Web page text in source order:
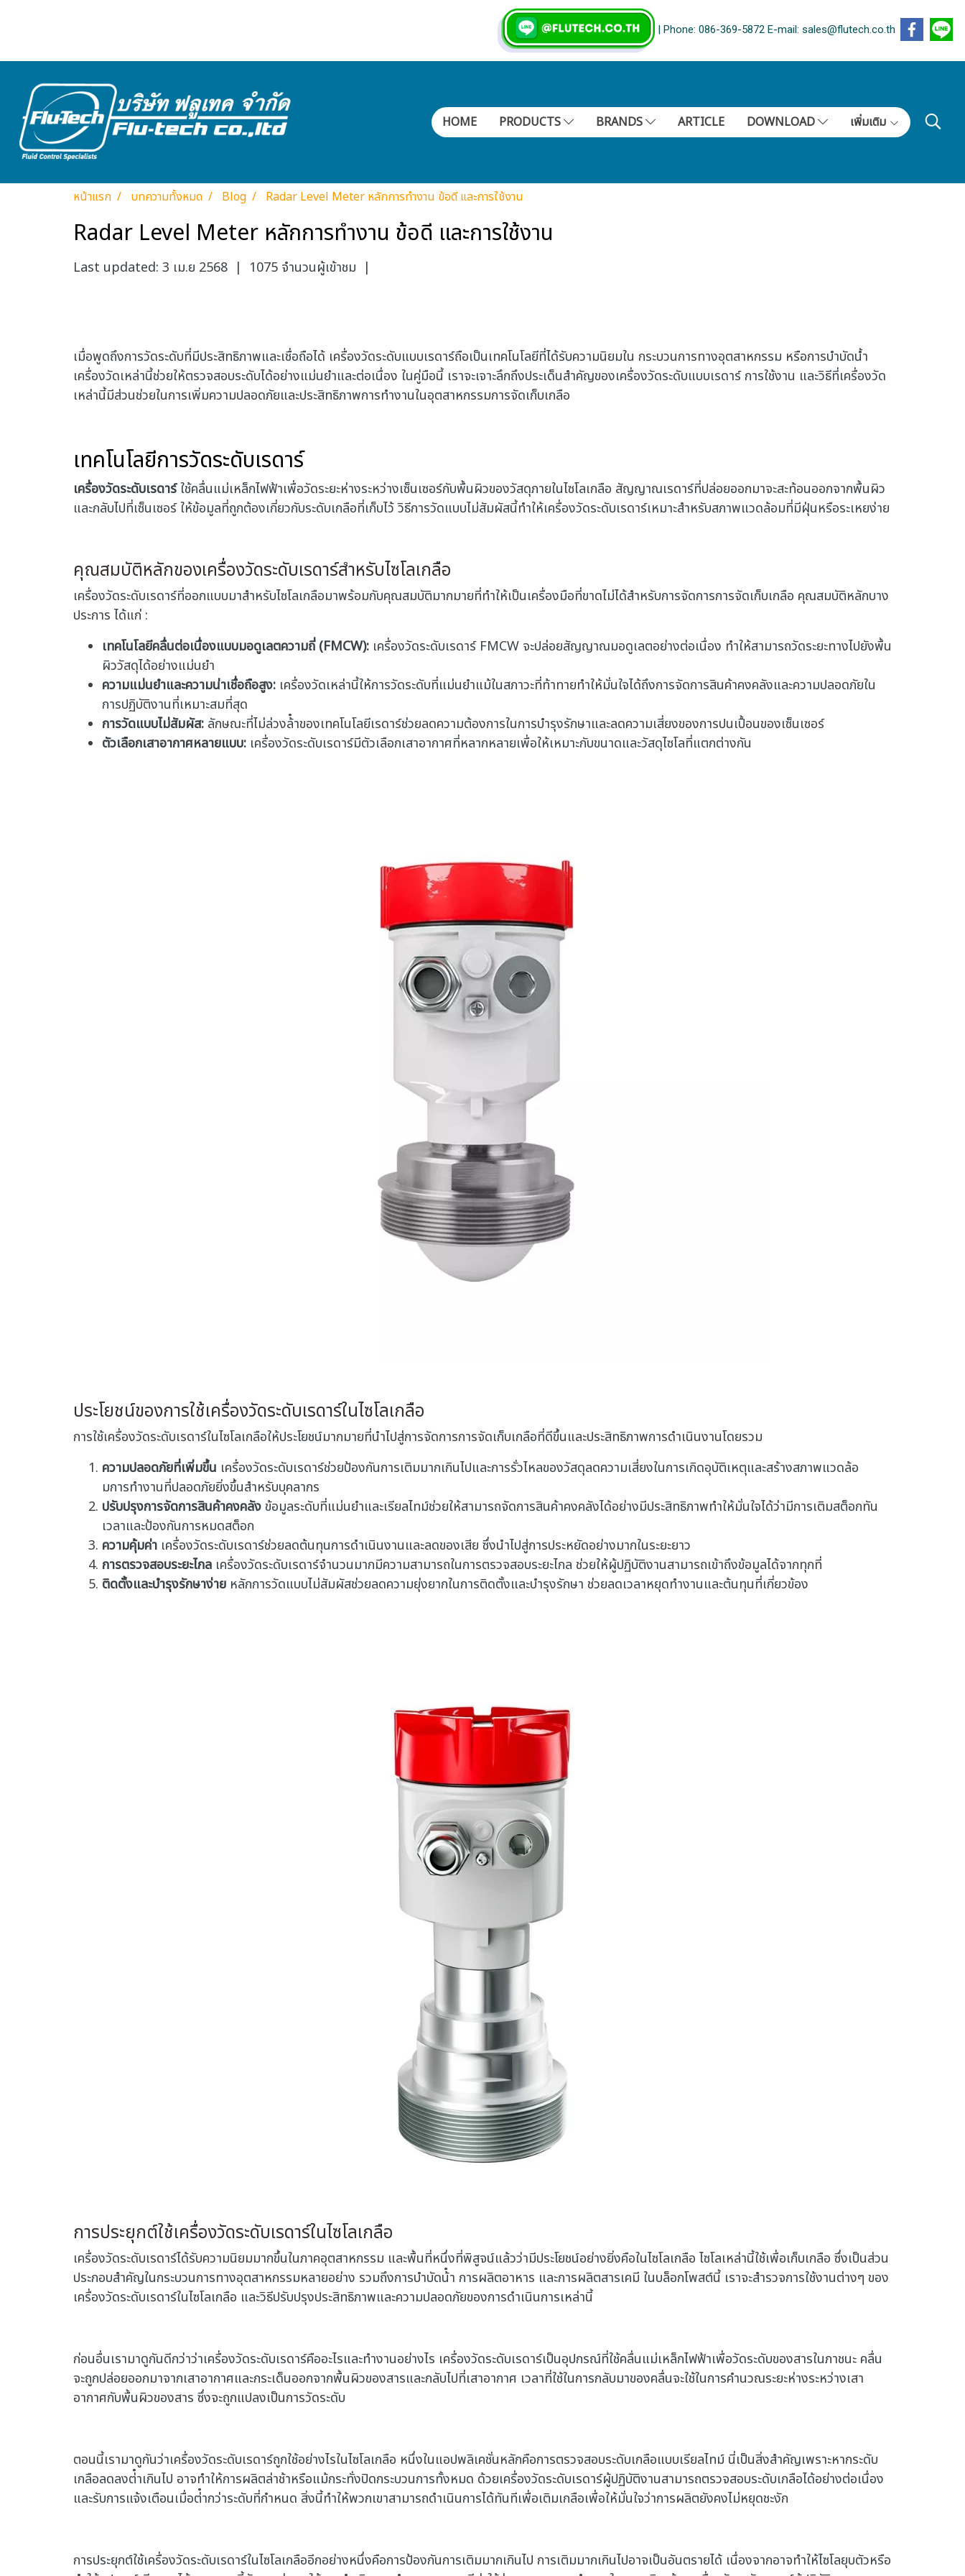
| Phone: 086-369-5872 E-mail: sales@flutech.co.th
HOME PRODUCTS BRANDS ARTICLE DOWNLOAD เพิ่มเติม
หน้าแรก บทความทั้งหมด Blog Radar Level Meter หลักการทำงาน ข้อดี และการใช้งาน
Radar Level Meter หลักการทำงาน ข้อดี และการใช้งาน
Last updated: 3 เม.ย 2568 | 1075 จำนวนผู้เข้าชม |
เมื่อพูดถึงการวัดระดับที่มีประสิทธิภาพและเชื่อถือได้ เครื่องวัดระดับแบบเรดาร์ถือเป็นเทคโนโลยีที่ได้รับความนิยมใน กระบวนการทางอุตสาหกรรม หรือการบำบัดน้ำ
เครื่องวัดเหล่านี้ช่วยให้ตรวจสอบระดับได้อย่างแม่นยำและต่อเนื่อง ในคู่มือนี้ เราจะเจาะลึกถึงประเด็นสำคัญของเครื่องวัดระดับแบบเรดาร์ การใช้งาน และวิธีที่เครื่องวัด
เหล่านี้มีส่วนช่วยในการเพิ่มความปลอดภัยและประสิทธิภาพการทำงานในอุตสาหกรรมการจัดเก็บเกลือ
เทคโนโลยีการวัดระดับเรดาร์
เครื่องวัดระดับเรดาร์ใช้คลื่นแม่เหล็กไฟฟ้าเพื่อวัดระยะห่างระหว่างเซ็นเซอร์กับพื้นผิวของวัสดุภายในไซโลเกลือ สัญญาณเรดาร์ที่ปล่อยออกมาจะสะท้อนออกจากพื้นผิว
และกลับไปที่เซ็นเซอร์ ให้ข้อมูลที่ถูกต้องเกี่ยวกับระดับเกลือที่เก็บไว้ วิธีการวัดแบบไม่สัมผัสนี้ทําให้เครื่องวัดระดับเรดาร์เหมาะสําหรับสภาพแวดล้อมที่มีฝุ่นหรือระเหยง่าย
คุณสมบัติหลักของเครื่องวัดระดับเรดาร์สำหรับไซโลเกลือ
เครื่องวัดระดับเรดาร์ที่ออกแบบมาสําหรับไซโลเกลือมาพร้อมกับคุณสมบัติมากมายที่ทําให้เป็นเครื่องมือที่ขาดไม่ได้สําหรับการจัดการการจัดเก็บเกลือ คุณสมบัติหลักบาง
ประการ ได้แก่ :
เทคโนโลยีคลื่นต่อเนื่องแบบมอดูเลตความถี่ (FMCW): เครื่องวัดระดับเรดาร์ FMCW จะปล่อยสัญญาณมอดูเลตอย่างต่อเนื่อง ทําให้สามารถวัดระยะทางไปยังพื้น
ผิววัสดุได้อย่างแม่นยํา
ความแม่นยําและความน่าเชื่อถือสูง: เครื่องวัดเหล่านี้ให้การวัดระดับที่แม่นยําแม้ในสภาวะที่ท้าทายทําให้มั่นใจได้ถึงการจัดการสินค้าคงคลังและความปลอดภัยใน
การปฏิบัติงานที่เหมาะสมที่สุด
การวัดแบบไม่สัมผัส: ลักษณะที่ไม่ล่วงล้ําของเทคโนโลยีเรดาร์ช่วยลดความต้องการในการบํารุงรักษาและลดความเสี่ยงของการปนเปื้อนของเซ็นเซอร์
ตัวเลือกเสาอากาศหลายแบบ: เครื่องวัดระดับเรดาร์มีตัวเลือกเสาอากาศที่หลากหลายเพื่อให้เหมาะกับขนาดและวัสดุไซโลที่แตกต่างกัน
ประโยชน์ของการใช้เครื่องวัดระดับเรดาร์ในไซโลเกลือ
การใช้เครื่องวัดระดับเรดาร์ในไซโลเกลือให้ประโยชน์มากมายที่นําไปสู่การจัดการการจัดเก็บเกลือที่ดีขึ้นและประสิทธิภาพการดําเนินงานโดยรวม
ความปลอดภัยที่เพิ่มขึ้น เครื่องวัดระดับเรดาร์ช่วยป้องกันการเติมมากเกินไปและการรั่วไหลของวัสดุลดความเสี่ยงในการเกิดอุบัติเหตุและสร้างสภาพแวดล้อ
มการทํางานที่ปลอดภัยยิ่งขึ้นสําหรับบุคลากร
ปรับปรุงการจัดการสินค้าคงคลังข้อมูลระดับที่แม่นยําและเรียลไทม์ช่วยให้สามารถจัดการสินค้าคงคลังได้อย่างมีประสิทธิภาพทําให้มั่นใจได้ว่ามีการเติมสต็อกทัน
เวลาและป้องกันการหมดสต็อก
ความคุ้มค่า เครื่องวัดระดับเรดาร์ช่วยลดต้นทุนการดําเนินงานและลดของเสีย ซึ่งนําไปสู่การประหยัดอย่างมากในระยะยาว
การตรวจสอบระยะไกล เครื่องวัดระดับเรดาร์จํานวนมากมีความสามารถในการตรวจสอบระยะไกล ช่วยให้ผู้ปฏิบัติงานสามารถเข้าถึงข้อมูลได้จากทุกที่
ติดตั้งและบํารุงรักษาง่าย หลักการวัดแบบไม่สัมผัสช่วยลดความยุ่งยากในการติดตั้งและบํารุงรักษา ช่วยลดเวลาหยุดทํางานและต้นทุนที่เกี่ยวข้อง
การประยุกต์ใช้เครื่องวัดระดับเรดาร์ในไซโลเกลือ
เครื่องวัดระดับเรดาร์ได้รับความนิยมมากขึ้นในภาคอุตสาหกรรม และพื้นที่หนึ่งที่พิสูจน์แล้วว่ามีประโยชน์อย่างยิ่งคือในไซโลเกลือ ไซโลเหล่านี้ใช้เพื่อเก็บเกลือ ซึ่งเป็นส่วน
ประกอบสําคัญในกระบวนการทางอุตสาหกรรมหลายอย่าง รวมถึงการบําบัดน้ํา การผลิตอาหาร และการผลิตสารเคมี ในบล็อกโพสต์นี้ เราจะสํารวจการใช้งานต่างๆ ของ
เครื่องวัดระดับเรดาร์ในไซโลเกลือ และวิธีปรับปรุงประสิทธิภาพและความปลอดภัยของการดําเนินการเหล่านี้
ก่อนอื่นเรามาดูกันดีกว่าว่าเครื่องวัดระดับเรดาร์คืออะไรและทํางานอย่างไร เครื่องวัดระดับเรดาร์เป็นอุปกรณ์ที่ใช้คลื่นแม่เหล็กไฟฟ้าเพื่อวัดระดับของสารในภาชนะ คลื่น
จะถูกปล่อยออกมาจากเสาอากาศและกระเด็นออกจากพื้นผิวของสารและกลับไปที่เสาอากาศ เวลาที่ใช้ในการกลับมาของคลื่นจะใช้ในการคํานวณระยะห่างระหว่างเสา
อากาศกับพื้นผิวของสาร ซึ่งจะถูกแปลงเป็นการวัดระดับ
ตอนนี้เรามาดูกันว่าเครื่องวัดระดับเรดาร์ถูกใช้อย่างไรในไซโลเกลือ หนึ่งในแอปพลิเคชั่นหลักคือการตรวจสอบระดับเกลือแบบเรียลไทม์ นี่เป็นสิ่งสําคัญเพราะหากระดับ
เกลือลดลงต่ําเกินไป อาจทําให้การผลิตล่าช้าหรือแม้กระทั่งปิดกระบวนการทั้งหมด ด้วยเครื่องวัดระดับเรดาร์ผู้ปฏิบัติงานสามารถตรวจสอบระดับเกลือได้อย่างต่อเนื่อง
และรับการแจ้งเตือนเมื่อต่ํากว่าระดับที่กําหนด สิ่งนี้ทําให้พวกเขาสามารถดําเนินการได้ทันทีเพื่อเติมเกลือเพื่อให้มั่นใจว่าการผลิตยังคงไม่หยุดชะงัก
การประยุกต์ใช้เครื่องวัดระดับเรดาร์ในไซโลเกลืออีกอย่างหนึ่งคือการป้องกันการเติมมากเกินไป การเติมมากเกินไปอาจเป็นอันตรายได้ เนื่องจากอาจทําให้ไซโลยุบตัวหรือ